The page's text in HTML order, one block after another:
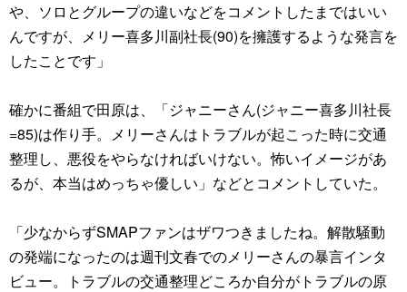
や、ソロとグループの違いなどをコメントしたまではいい
んですが、メリー喜多川副社長(90)を擁護するような発言を
したことです」
確かに番組で田原は、「ジャニーさん(ジャニー喜多川社長
=85)は作り手。メリーさんはトラブルが起こった時に交通
整理し、悪役をやらなければいけない。怖いイメージがあ
るが、本当はめっちゃ優しい」などとコメントしていた。
「少なからずSMAPファンはザワつきましたね。解散騒動
の発端になったのは週刊文春でのメリーさんの暴言インタ
ビュー。トラブルの交通整理どころか自分がトラブルの原